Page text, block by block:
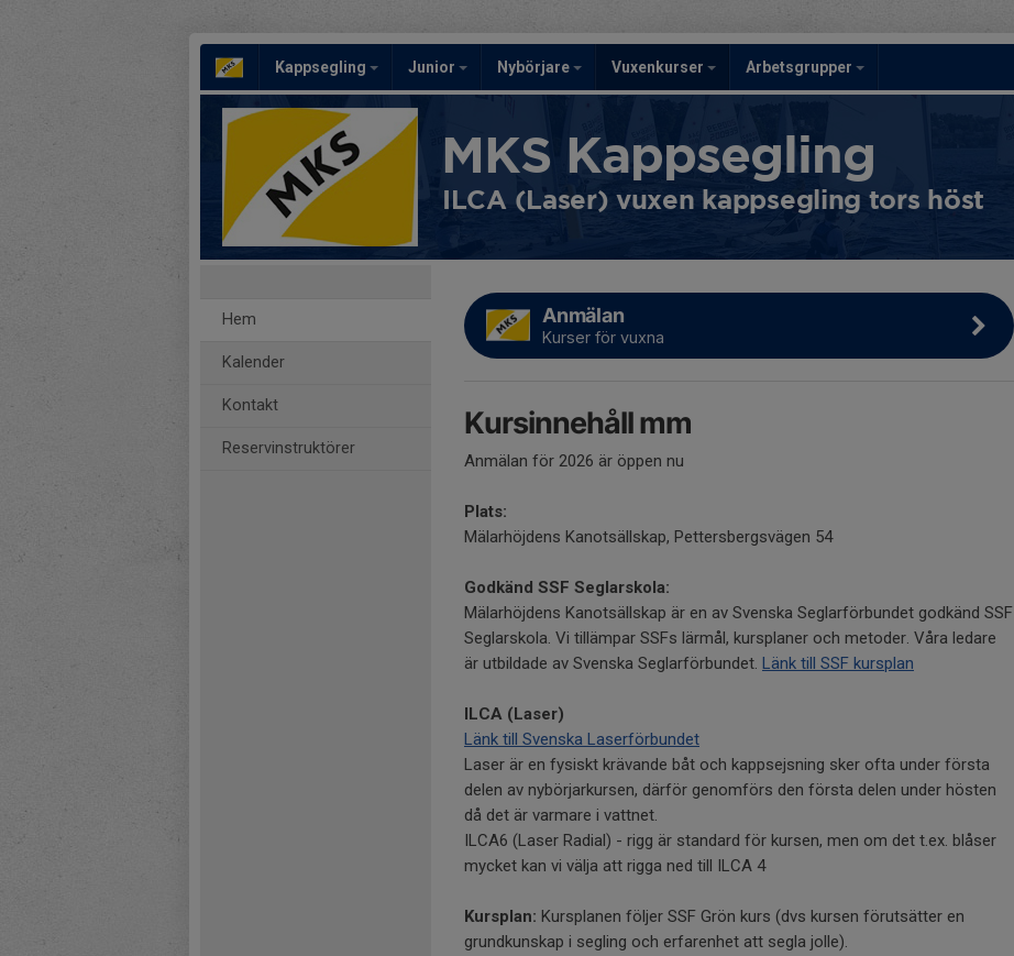
Kappsegling Junior Nybörjare Vuxenkurser Arbetsgrupper
MKS Kappsegling
ILCA (Laser) vuxen kappsegling tors höst
Hem
Kalender
Kontakt
Reservinstruktörer
Anmälan
Kurser för vuxna
Kursinnehåll mm
Anmälan för 2026 är öppen nu
Plats:
Mälarhöjdens Kanotsällskap, Pettersbergsvägen 54
Godkänd SSF Seglarskola:
Mälarhöjdens Kanotsällskap är en av Svenska Seglarförbundet godkänd SSF
Seglarskola. Vi tillämpar SSFs lärmål, kursplaner och metoder. Våra ledare
är utbildade av Svenska Seglarförbundet. Länk till SSF kursplan
ILCA (Laser)
Länk till Svenska Laserförbundet
Laser är en fysiskt krävande båt och kappsejsning sker ofta under första
delen av nybörjarkursen, därför genomförs den första delen under hösten
då det är varmare i vattnet.
ILCA6 (Laser Radial) - rigg är standard för kursen, men om det t.ex. blåser
mycket kan vi välja att rigga ned till ILCA 4
Kursplan: Kursplanen följer SSF Grön kurs (dvs kursen förutsätter en
grundkunskap i segling och erfarenhet att segla jolle).